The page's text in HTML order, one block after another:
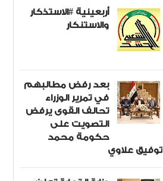
أربعينية #الاستذكار
والاستنكار
بعد رفض مطالبهم
في تمرير الوزراء
تحالف القوى يرفض
التصويت على
حكومة محمد
توفيق علاوي